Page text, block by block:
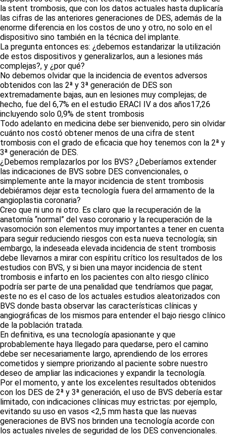
la stent trombosis, que con los datos actuales hasta duplicaría
las cifras de las anteriores generaciones de DES, además de la
enorme diferencia en los costos de uno y otro, no solo en el
dispositivo sino también en la técnica del implante.
La pregunta entonces es: ¿debemos estandarizar la utilización
de estos dispositivos y generalizarlos, aun a lesiones más
complejas?, y ¿por qué?
No debemos olvidar que la incidencia de eventos adversos
obtenidos con las 2ª y 3ª generación de DES son
extremadamente bajas, aun en lesiones muy complejas; de
hecho, fue del 6,7% en el estudio ERACI IV a dos años17,26
incluyendo solo 0,9% de stent trombosis
Todo adelanto en medicina debe ser bienvenido, pero sin olvidar
cuánto nos costó obtener menos de una cifra de stent
trombosis con el grado de eficacia que hoy tenemos con la 2ª y
3ª generación de DES.
¿Debemos remplazarlos por los BVS? ¿Deberíamos extender
las indicaciones de BVS sobre DES convencionales, o
simplemente ante la mayor incidencia de stent trombosis
debiéramos dejar esta tecnología fuera del armamento de la
angioplastia coronaria?
Creo que ni uno ni otro. Es claro que la recuperación de la
anatomía “normal” del vaso coronario y la recuperación de la
vasomoción son elementos muy importantes a tener en cuenta
para seguir reduciendo riesgos con esta nueva tecnología; sin
embargo, la indeseada elevada incidencia de stent trombosis
debe llevarnos a mirar con espíritu crítico los resultados de los
estudios con BVS, y si bien una mayor incidencia de stent
trombosis e infarto en los pacientes con alto riesgo clínico
podría ser parte de una penalidad que tendríamos que pagar,
este no es el caso de los actuales estudios aleatorizados con
BVS donde basta observar las características clínicas y
angiográficas de los mismos para entender el bajo riesgo clínico
de la población tratada.
En definitiva, es una tecnología apasionante y que
probablemente haya llegado para quedarse, pero el camino
debe ser necesariamente largo, aprendiendo de los errores
cometidos y siempre priorizando al paciente sobre nuestro
deseo de ampliar las indicaciones y expandir la tecnología.
Por el momento, y ante los excelentes resultados obtenidos
con los DES de 2ª y 3ª generación, el uso de BVS debería estar
limitado, con indicaciones clínicas muy estrictas: por ejemplo,
evitando su uso en vasos <2,5 mm hasta que las nuevas
generaciones de BVS nos brinden una tecnología acorde con
los actuales niveles de seguridad de los DES convencionales.